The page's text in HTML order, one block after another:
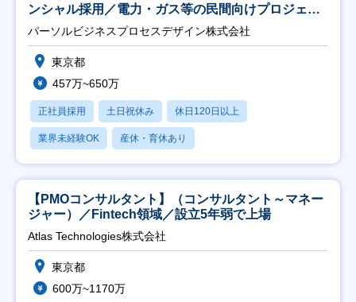
ンシャル採用／電力・ガス等の民間向けプロジェク
ト推進】
パーソルビジネスプロセスデザイン株式会社
東京都
457万~650万
正社員採用 土日祝休み 休日120日以上
業界未経験OK 産休・育休あり
【PMOコンサルタント】（コンサルタント～マネー
ジャー）／Fintech領域／設立5年弱で上場
Atlas Technologies株式会社
東京都
600万~1170万